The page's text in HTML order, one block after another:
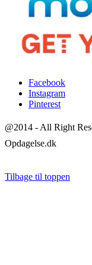
Facebook
Instagram
Pinterest
@2014 - All Right
Opdagelse.dk
Tilbage til toppen